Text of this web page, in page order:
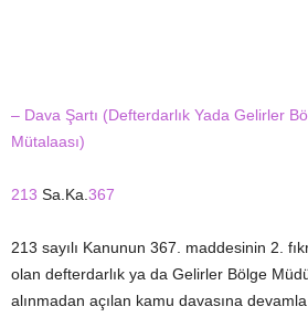
– Dava Şartı (Defterdarlık Yada Gelirler
Mütalaası)
213 Sa.Ka. 367
213 sayılı Kanunun 367. maddesinin 2.
olan defterdarlık ya da Gelirler Bölge
alınmadan açılan kamu davasına